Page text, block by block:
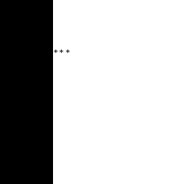
***